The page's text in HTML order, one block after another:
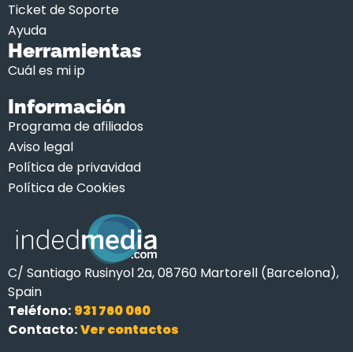
Ticket de Soporte
Ayuda
Herramientas
Cuál es mi ip
Información
Programa de afiliados
Aviso legal
Política de privavidad
Política de Cookies
C/ Santiago Rusinyol 2a, 08760 Martorell (Barcelona),
Spain
Teléfono: 931 760 060
Contacto:Ver contactos